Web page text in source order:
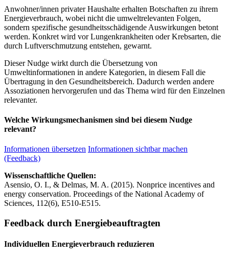
Anwohner/innen privater Haushalte erhalten Botschaften zu ihrem
Energieverbrauch, wobei nicht die umweltrelevanten Folgen,
sondern spezifische gesundheitsschädigende Auswirkungen betont
werden. Konkret wird vor Lungenkrankheiten oder Krebsarten, die
durch Luftverschmutzung entstehen, gewarnt.
Dieser Nudge wirkt durch die Übersetzung von
Umweltinformationen in andere Kategorien, in diesem Fall die
Übertragung in den Gesundheitsbereich. Dadurch werden andere
Assoziationen hervorgerufen und das Thema wird für den Einzelnen
relevanter.
Welche Wirkungsmechanismen sind bei diesem Nudge
relevant?
Informationen übersetzen Informationen sichtbar machen
(Feedback)
Wissenschaftliche Quellen:
Asensio, O. I., & Delmas, M. A. (2015). Nonprice incentives and
energy conservation. Proceedings of the National Academy of
Sciences, 112(6), E510-E515.
Feedback durch Energiebeauftragten
Individuellen Energieverbrauch reduzieren